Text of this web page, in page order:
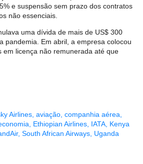
e suspensão sem prazo dos contratos
não essenciais.
uma dívida de mais de US$ 300
pandemia. Em abril, a empresa colocou
em licença não remunerada até que
Airlines aviação companhia aérea
Ethiopian Airlines IATA Kenya
, South African Airways Uganda